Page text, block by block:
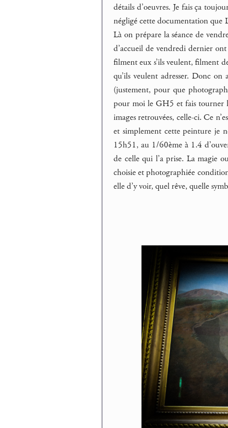
détails d’oeuvres. Je fais ça
négligé cette documentation que
Là on prépare la séance de
d’accueil de vendredi dernier ont
filment eux s’ils veulent, filment
qu’ils veulent adresser. Donc
(justement, pour que
pour moi le GH5 et fais tourner
images retrouvées, celle-ci. Ce
et simplement cette peinture je
15h51, au 1/60ème à 1.4
de celle qui l’a prise. La magie
choisie et photographiée
elle d’y voir, quel rêve, quelle